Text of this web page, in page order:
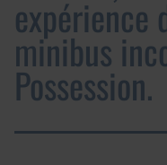
expérience
minibus
Possession.